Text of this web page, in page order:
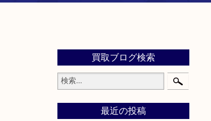
買取ブログ検索
最近の投稿